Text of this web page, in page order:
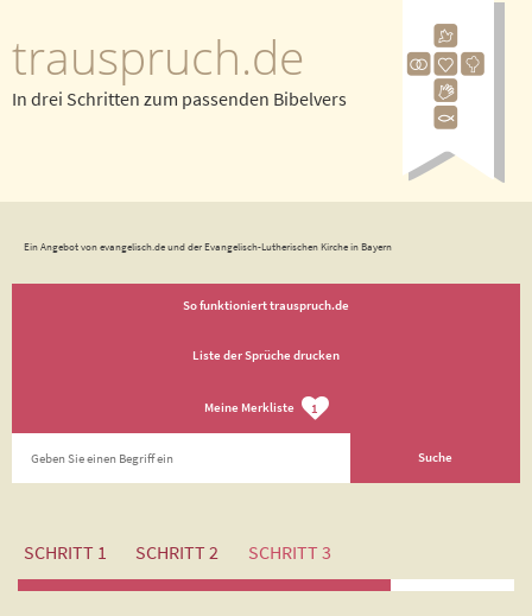
trauspruch.de
In drei Schritten zum passenden Bibelvers
Ein Angebot von evangelisch.de und der Evangelisch-Lutherischen Kirche in Bayern
So funktioniert trauspruch.de
Liste der Sprüche drucken
Meine Merkliste 1
SCHRITT 1 SCHRITT 2 SCHRITT 3